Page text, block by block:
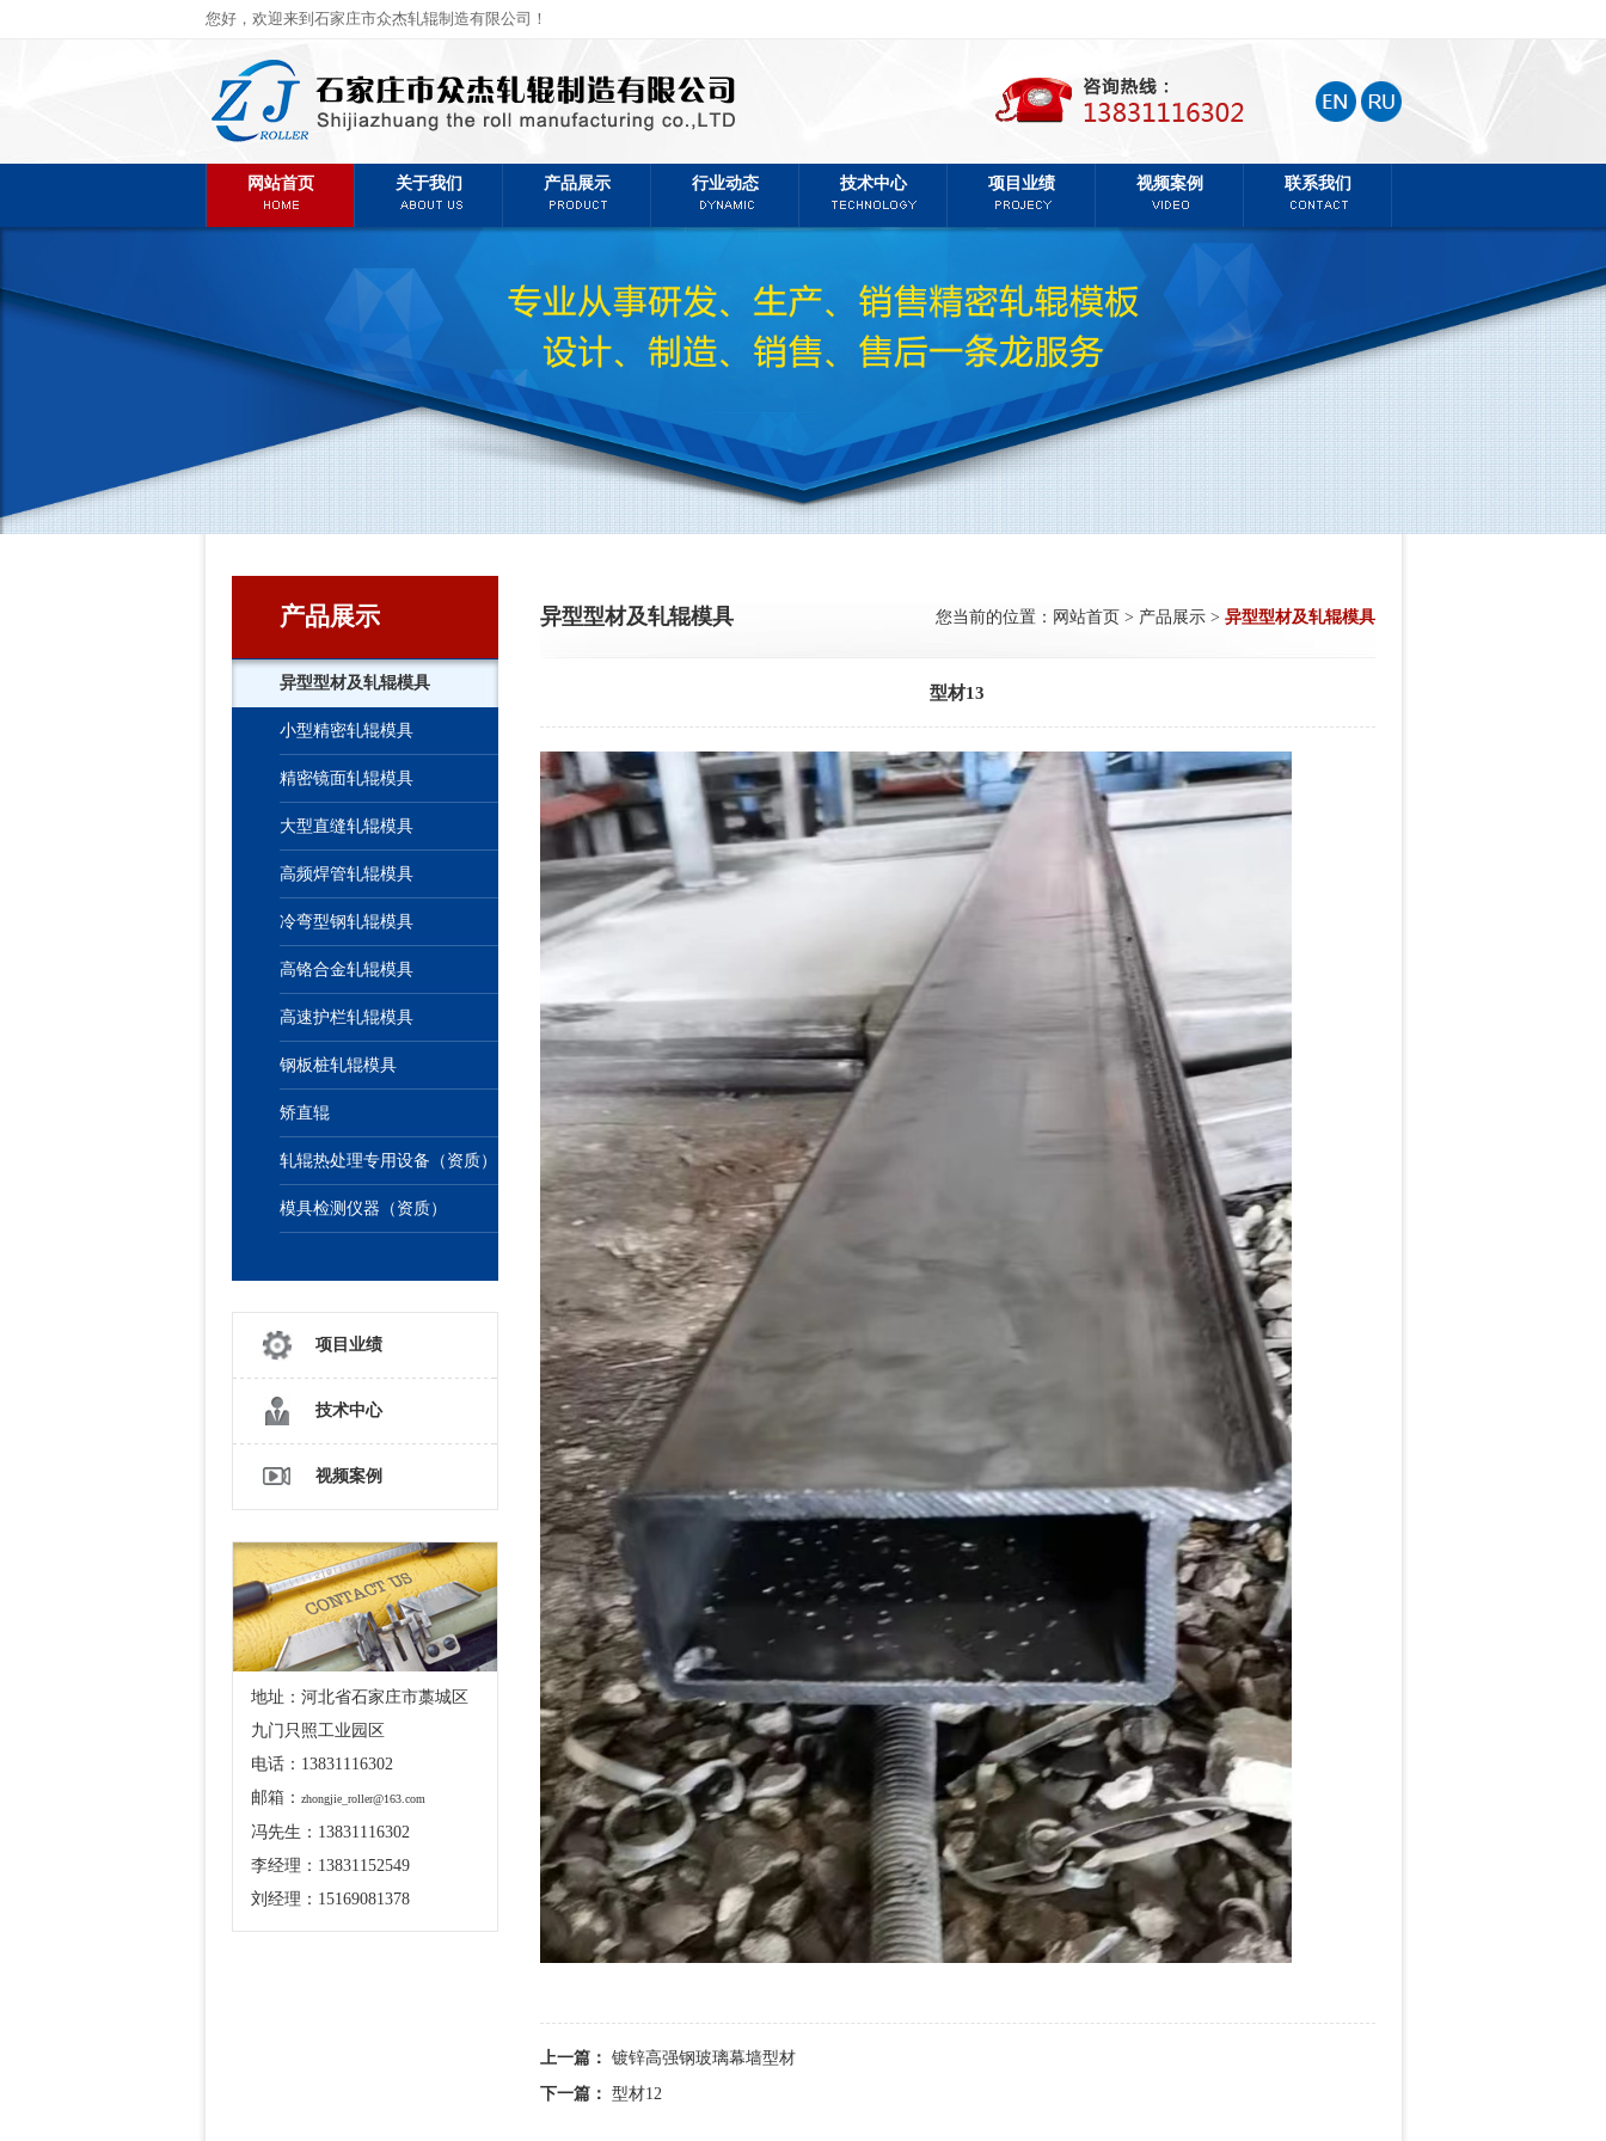
您好，欢迎来到石家庄市众杰轧辊制造有限公司！
网站首页 关于我们 产品展示 行业动态 技术中心 项目业绩 视频案例 联系我们
产品展示
异型型材及轧辊模具
小型精密轧辊模具
精密镜面轧辊模具
大型直缝轧辊模具
高频焊管轧辊模具
冷弯型钢轧辊模具
高铬合金轧辊模具
高速护栏轧辊模具
钢板桩轧辊模具
矫直辊
轧辊热处理专用设备（资质）
模具检测仪器（资质）
项目业绩
技术中心
视频案例
地址：河北省石家庄市藁城区
九门只照工业园区
电话：13831116302
邮箱： zhongjie_roller@163.com
冯先生：13831116302
李经理：13831152549
刘经理：15169081378
您当前的位置： 网站首页 > 产品展示> 异型型材及轧辊模具
异型型材及轧辊模具
型材13
上一篇： 镀锌高强钢玻璃幕墙型材
下一篇： 型材12